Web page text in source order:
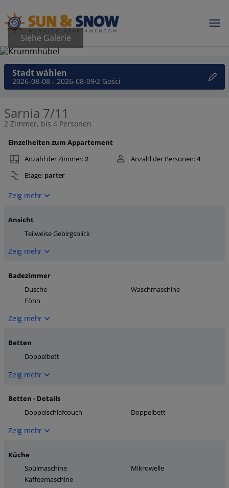
Siehe Galerie
Stadt wählen
2026-08-08 - 2026-08-092 Gości
Sarnia 7/11
2 Zimmer, bis 4 Personen
Einzelheiten zum Appartement
Anzahl der Zimmer:2 Anzahl der Personen:4
Etage: parter
Zeig mehr
Ansicht
Teilweise Gebirgsblick
Zeig mehr
Badezimmer
Dusche
Waschmaschine
Föhn
Zeig mehr
Betten
Doppelbett
Zeig mehr
Betten - Details
Doppelschlafcouch
Doppelbett
Zeig mehr
Küche
Spülmaschine
Mikrowelle
Kaffeemaschine